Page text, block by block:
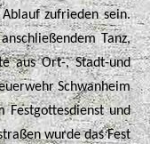
zufrieden sein.
Tanz,
aus Ort-, Stadt-und
Schwanheim
und
wurde das Fest